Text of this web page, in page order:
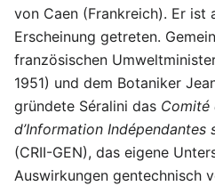
von Caen (Frankreich). Er ist
Erscheinung getreten.
französischen
1951) und dem Botaniker
gründete Séralini das Comité
d’Information Indépendantes
(CRII-GEN), das eigene
Auswirkungen gentechnisch